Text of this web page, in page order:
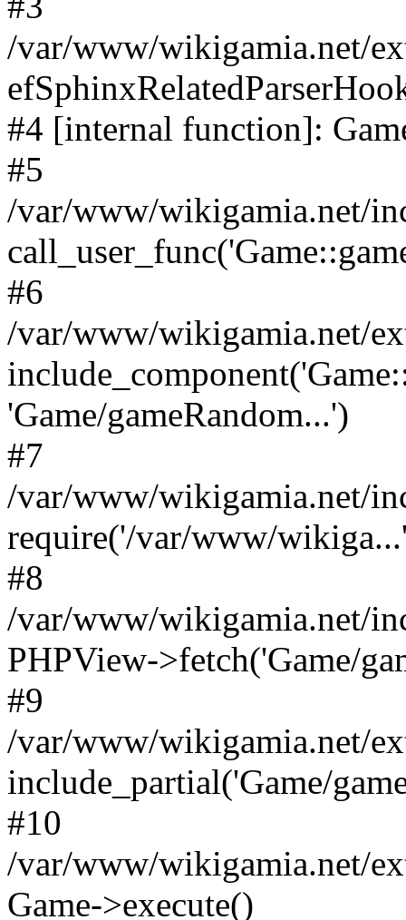
/var/www/wikigamia.net/
#4 [internal function]:
#5
/var/www/wikigamia.net/
#6
/var/www/wikigamia.net/
'Game/gameRandom...')
#7
/var/www/wikigamia.net/
require('/var/www/
#8
/var/www/wikigamia.net/
PHPView->fetch('Game/
#9
/var/www/wikigamia.net/
include_partial('Game/
#10
/var/www/wikigamia.net/
Game->execute()